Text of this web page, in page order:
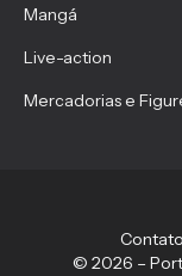
Mangá
Live-action
Mercadorias e
© 2026 –
Contato